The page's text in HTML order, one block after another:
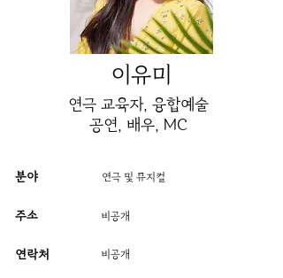
이유미
연극 교육자, 융합예술
공연, 배우, MC
분야
주소
연락처
연극 및 뮤지컬
​비공개
비공개